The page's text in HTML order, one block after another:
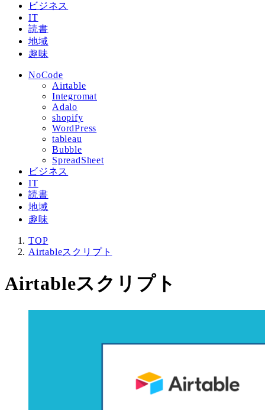
ビジネス
IT
読書
地域
趣味
NoCode
Airtable
Integromat
Adalo
shopify
WordPress
tableau
Bubble
SpreadSheet
ビジネス
IT
読書
地域
趣味
TOP
Airtableスクリプト
Airtableスクリプト